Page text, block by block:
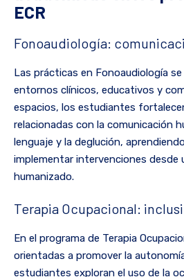
ECR
Fonoaudiología:
Las prácticas en Fonoaudiología
entornos clínicos, educativos y
espacios, los estudiantes
relacionadas con la comunicación
lenguaje y la deglución,
implementar intervenciones desde
humanizado.
Terapia Ocupacional:
En el programa de Terapia
orientadas a promover la
estudiantes exploran el uso de la